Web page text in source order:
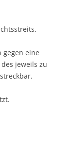
gegen eine
jeweils zu